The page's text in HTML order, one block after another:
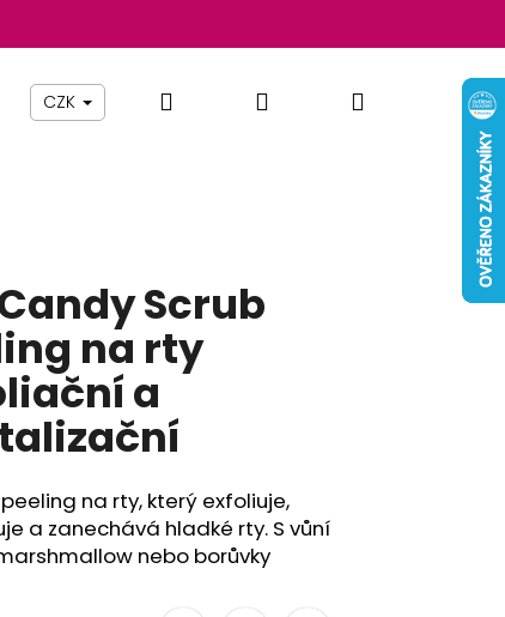
By Simona Pomůcky Nábytek
CZK Hledat PřihlášeníNákupní
Scrub
na rty
a
na rty, který exfoliuje,
a zanechává hladké rty. S vůní
nebo borůvky
ORGANICKÉ
MÁSLO